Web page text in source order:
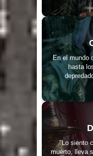
En el mundo
hasta
"Lo siento
muerto, lleva